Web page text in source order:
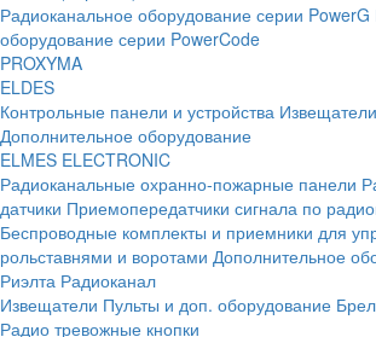
Радиоканальное оборудование серии PowerG
оборудование серии PowerCode
PROXYMA
ELDES
Контрольные панели и устройства
Дополнительное оборудование
ELMES ELECTRONIC
Радиоканальные охранно-пожарные панели
датчики Приемопередатчики сигнала по
Беспроводные комплекты и приемники для
рольставнями и воротами Дополнительное
Риэлта Радиоканал
Извещатели Пульты и доп. оборудование
Радио тревожные кнопки